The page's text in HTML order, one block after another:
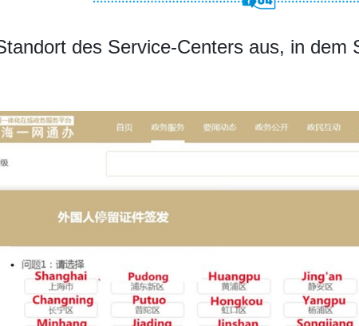
des Service-Centers aus, in dem